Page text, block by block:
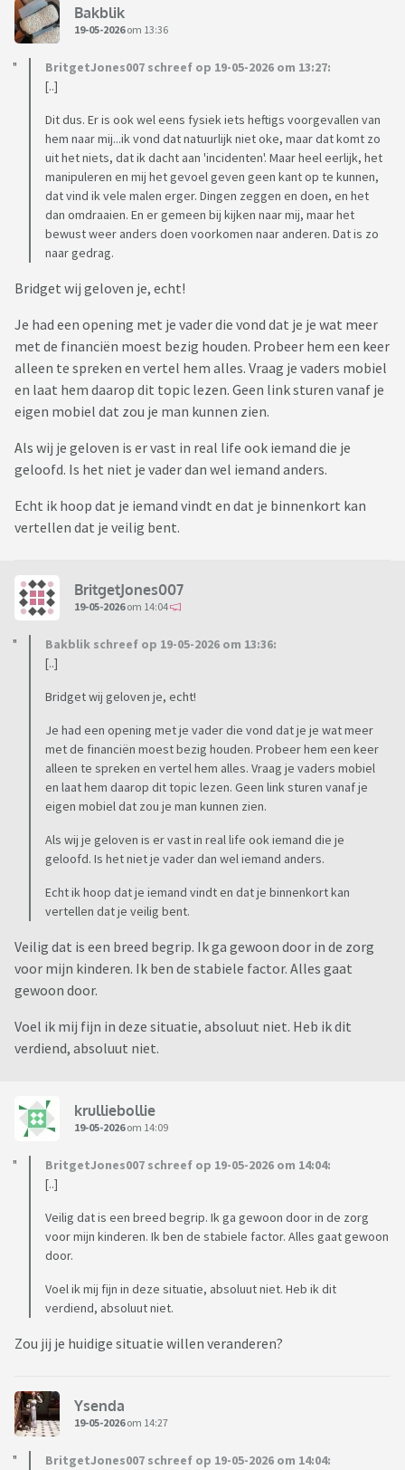
Bakblik
19-05-2026om 13:36
BritgetJones007 schreef op 19-05-2026 om 13:27:
[..]
Dit dus. Er is ook wel eens fysiek iets heftigs voorgevallen van
hem naar mij...ik vond dat natuurlijk niet oke, maar dat komt zo
uit het niets, dat ik dacht aan 'incidenten'. Maar heel eerlijk, het
manipuleren en mij het gevoel geven geen kant op te kunnen,
dat vind ik vele malen erger. Dingen zeggen en doen, en het
dan omdraaien. En er gemeen bij kijken naar mij, maar het
bewust weer anders doen voorkomen naar anderen. Dat is zo
naar gedrag.
Bridget wij geloven je, echt!
Je had een opening met je vader die vond dat je je wat meer
met de financiën moest bezig houden. Probeer hem een keer
alleen te spreken en vertel hem alles. Vraag je vaders mobiel
en laat hem daarop dit topic lezen. Geen link sturen vanaf je
eigen mobiel dat zou je man kunnen zien.
Als wij je geloven is er vast in real life ook iemand die je
geloofd. Is het niet je vader dan wel iemand anders.
Echt ik hoop dat je iemand vindt en dat je binnenkort kan
vertellen dat je veilig bent.
BritgetJones007
19-05-2026om 14:04
Bakblik schreef op 19-05-2026 om 13:36:
[..]
Bridget wij geloven je, echt!
Je had een opening met je vader die vond dat je je wat meer
met de financiën moest bezig houden. Probeer hem een keer
alleen te spreken en vertel hem alles. Vraag je vaders mobiel
en laat hem daarop dit topic lezen. Geen link sturen vanaf je
eigen mobiel dat zou je man kunnen zien.
Als wij je geloven is er vast in real life ook iemand die je
geloofd. Is het niet je vader dan wel iemand anders.
Echt ik hoop dat je iemand vindt en dat je binnenkort kan
vertellen dat je veilig bent.
Veilig dat is een breed begrip. Ik ga gewoon door in de zorg
voor mijn kinderen. Ik ben de stabiele factor. Alles gaat
gewoon door.
Voel ik mij fijn in deze situatie, absoluut niet. Heb ik dit
verdiend, absoluut niet.
krulliebollie
19-05-2026om 14:09
BritgetJones007 schreef op 19-05-2026 om 14:04:
[..]
Veilig dat is een breed begrip. Ik ga gewoon door in de zorg
voor mijn kinderen. Ik ben de stabiele factor. Alles gaat gewoon
door.
Voel ik mij fijn in deze situatie, absoluut niet. Heb ik dit
verdiend, absoluut niet.
Zou jij je huidige situatie willen veranderen?
Ysenda
19-05-2026om 14:27
BritgetJones007 schreef op 19-05-2026 om 14:04: